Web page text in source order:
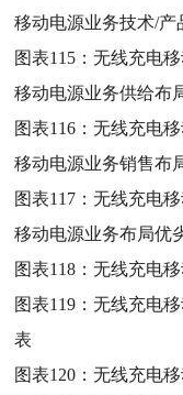
移动电源业务技术/
图表115：无线充电
移动电源业务供给布
图表116：无线充电
移动电源业务销售布
图表117：无线充电
移动电源业务布局优
图表118：无线充电
图表119：无线充电
表
图表120：无线充电